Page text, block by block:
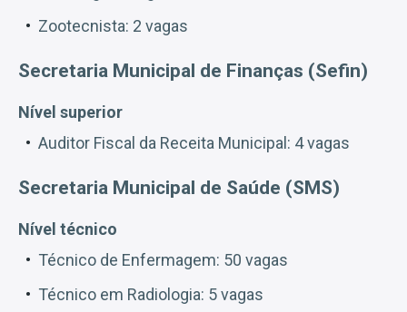
Zootecnista: 2 vagas
Secretaria Municipal de Finanças (Sefin)
Nível superior
Auditor Fiscal da Receita Municipal: 4 vagas
Secretaria Municipal de Saúde (SMS)
Nível técnico
Técnico de Enfermagem: 50 vagas
Técnico em Radiologia: 5 vagas